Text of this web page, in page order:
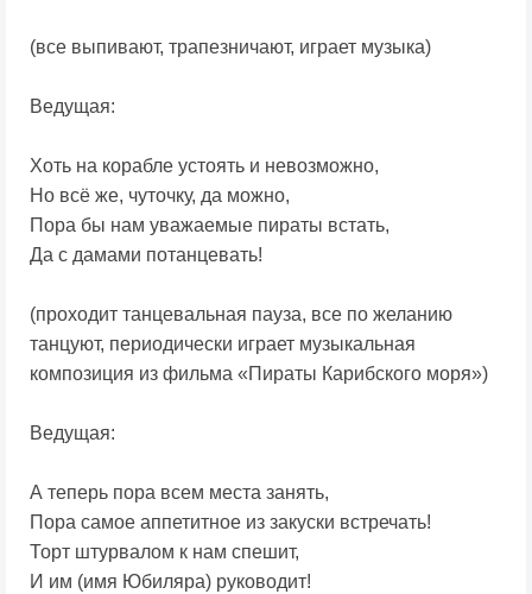
(все выпивают, трапезничают, играет музыка)
Ведущая:
Хоть на корабле устоять и невозможно,
Но всё же, чуточку, да можно,
Пора бы нам уважаемые пираты встать,
Да с дамами потанцевать!
(проходит танцевальная пауза, все по желанию
танцуют, периодически играет музыкальная
композиция из фильма «Пираты Карибского моря»)
Ведущая:
А теперь пора всем места занять,
Пора самое аппетитное из закуски встречать!
Торт штурвалом к нам спешит,
И им (имя Юбиляра) руководит!